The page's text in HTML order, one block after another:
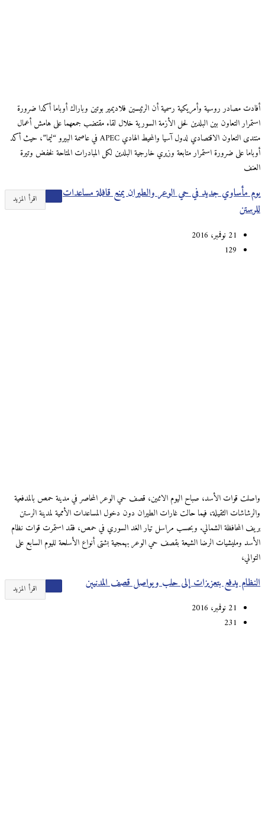
أفادت مصادر روسية وأمريكية رسمية أن الرئيسين فلاديمير بوتين وباراك أوباما أكدا ضرورة
استمرار التعاون بين البلدين لحل الأزمة السورية خلال لقاء مقتضب جمعهما على هامش أعمال
منتدى التعاون الاقتصادي لدول آسيا والمحيط الهادي APEC في عاصمة البيرو “ليما”، حيث أكد
أوباما على ضرورة استمرار متابعة وزيري خارجية البلدين لكل المبادرات المتاحة لخفض وتيرة
العنف
اقرأ المزيد
يوم مأساوي جديد في حي الوعر والطيران يمنع قافلة مساعدات
للرستن
21 نوفمبر، 2016
129
واصلت قوات الأسد، صباح اليوم الاثنين، قصف حي الوعر المحاصر في مدينة حمص بالمدفعية
والرشاشات الثقيلة، فيما حالت غارات الطيران دون دخول المساعدات الأممية لمدينة الرستن
بريف المحافظة الشمالي. وبحسب مراسل تيار الغد السوري في حمص، فقد استمرت قوات نظام
الأسد ومليشيات الرضا الشيعة بقصف حي الوعر بهمجية بشتى أنواع الأسلحة لليوم السابع على
التوالي،
اقرأ المزيد النظام يدفع بتعزيزات إلى حلب ويواصل قصف المدنيين
21 نوفمبر، 2016
231